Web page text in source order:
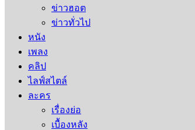
ข่าวฮอต
ข่าวทั่วไป
หนัง
เพลง
คลิป
ไลฟ์สไตล์
ละคร
เรื่องย่อ
เบื้องหลัง